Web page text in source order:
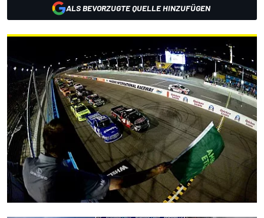
ALS BEVORZUGTE QUELLE HINZUFÜGEN